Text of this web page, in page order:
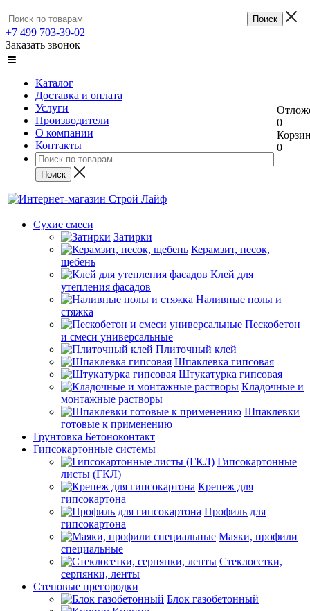
+7 499 703-39-02
Заказать звонок
Каталог
Доставка и оплата
Услуги
Производители
О компании
Контакты
0
0
Сухие смеси
Затирки
Керамзит, песок,
щебень
Клей для
утепления фасадов
Наливные полы и
стяжка
Пескобетон
и смеси универсальные
Плиточный клей
Шпаклевка гипсовая
Штукатурка гипсовая
Кладочные и
монтажные растворы
Шпаклевки
готовые к применению
Грунтовка Бетоноконтакт
Гипсокартонные системы
Гипсокартонные
листы (ГКЛ)
Крепеж для
гипсокартона
Профиль для
гипсокартона
Маяки, профили
специальные
Стеклосетки,
серпянки, ленты
Стеновые прегородки
Блок газобетонный